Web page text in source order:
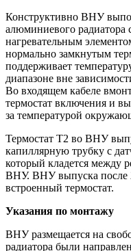
Конструктивно ВНУ
алюминиевого
нагревательным
нормально замкнутым
поддерживает
диапазоне вне
Во входящем кабеле
термостат включения и
за температурой
Термостат T2 во ВНУ
капиллярную трубку с
который кладется между
ВНУ. ВНУ выпуска после
встроенный термостат.
Указания по монтажу
ВНУ размещается на
радиатора были